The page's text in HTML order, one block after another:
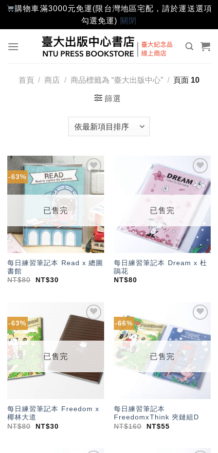
購物車滿3000元免運(限台灣地區宅配，請於運送選項
勾選免運) 關閉
首頁 / 商店 / 商品標籤為 “臺大出版中心” / 頁面 10
篩選
-63%
「願
望輕
已售完
每日練習筆記本 Read x 總圖
書館
NT$80 NT$30
加入
「願
望輕
已售完
每日練習筆記本 Dream x 杜
鵑花
NT$80
-63%
望輕
已售完
每日練習筆記本 Freedom x
椰林大道
NT$80 NT$30
-66%
「願
望輕
已售完
每日練習筆記本
FreedomxThink 夾鏈組D
NT$160 NT$55